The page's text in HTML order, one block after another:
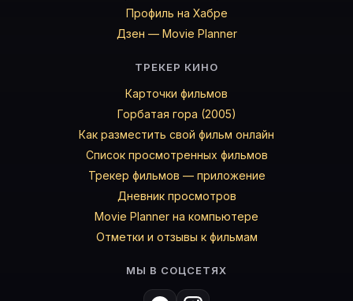
Профиль на Хабре
Дзен — Movie Planner
ТРЕКЕР КИНО
Карточки фильмов
Горбатая гора (2005)
Как разместить свой фильм онлайн
Список просмотренных фильмов
Трекер фильмов — приложение
Дневник просмотров
Movie Planner на компьютере
Отметки и отзывы к фильмам
МЫ В СОЦСЕТЯХ